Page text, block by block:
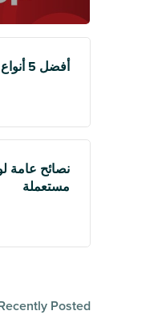
أفضل 5 أنواع تكييفات في مصر
نصائح عامة
مستعملة
Posted